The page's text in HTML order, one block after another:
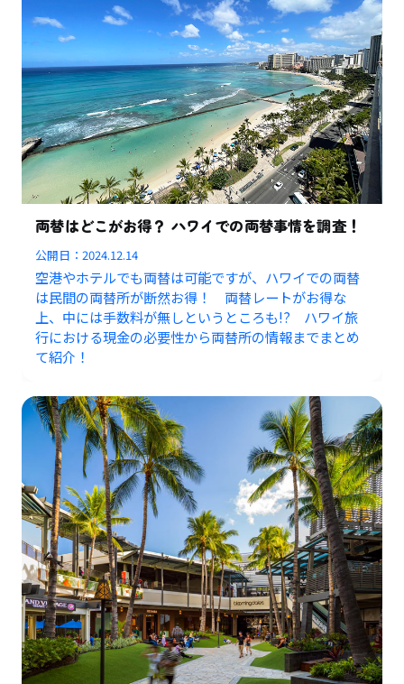
両替はどこがお得？ ハワイでの両替事情を調査！
公開日：2024.12.14
空港やホテルでも両替は可能ですが、ハワイでの両替
は民間の両替所が断然お得！ 両替レートがお得な
上、中には手数料が無しというところも!? ハワイ旅
行における現金の必要性から両替所の情報までまとめ
て紹介！